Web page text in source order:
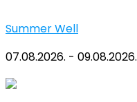
Summer Well
07.08.2026. - 09.08.2026.